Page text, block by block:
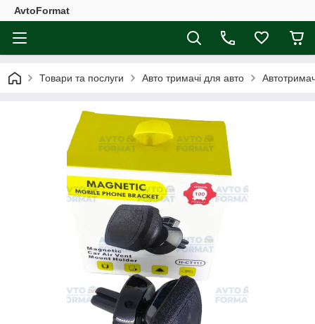
AvtoFormat
Товари та послуги Авто тримачі для авто